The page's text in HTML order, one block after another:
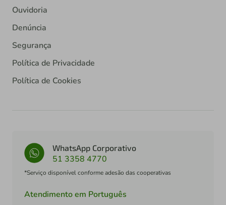
Ouvidoria
Denúncia
Segurança
Política de Privacidade
Política de Cookies
WhatsApp Corporativo
51 3358 4770
*Serviço disponível conforme adesão das cooperativas
Atendimento em Português